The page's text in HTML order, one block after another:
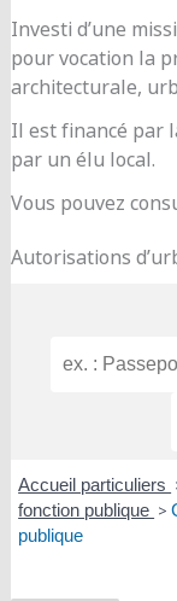
Investi d’une
pour vocation la
architecturale,
Il est financé par
par un élu local.
Vous pouvez
Autorisations
Accueil particuliers
fonction publique >
publique